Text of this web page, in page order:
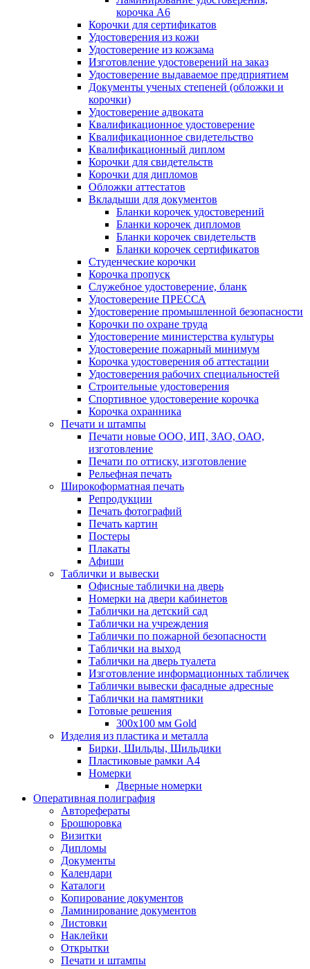
корочка А6
Корочки для сертификатов
Удостоверения из кожи
Удостоверение из кожзама
Изготовление удостоверений на заказ
Удостоверение выдаваемое предприятием
Документы ученых степеней (обложки и
корочки)
Удостоверение адвоката
Квалификационное удостоверение
Квалификационное свидетельство
Квалификационный диплом
Корочки для свидетельств
Корочки для дипломов
Обложки аттестатов
Вкладыши для документов
Бланки корочек удостоверений
Бланки корочек дипломов
Бланки корочек свидетельств
Бланки корочек сертификатов
Студенческие корочки
Корочка пропуск
Служебное удостоверение, бланк
Удостоверение ПРЕССА
Удостоверение промышленной безопасности
Корочки по охране труда
Удостоверение министерства культуры
Удостоверение пожарный минимум
Корочка удостоверения об аттестации
Удостоверения рабочих специальностей
Строительные удостоверения
Спортивное удостоверение корочка
Корочка охранника
Печати и штампы
Печати новые ООО, ИП, ЗАО, ОАО,
изготовление
Печати по оттиску, изготовление
Рельефная печать
Широкоформатная печать
Репродукции
Печать фотографий
Печать картин
Постеры
Плакаты
Афиши
Таблички и вывески
Офисные таблички на дверь
Номерки на двери кабинетов
Таблички на детский сад
Таблички на учреждения
Таблички по пожарной безопасности
Таблички на выход
Таблички на дверь туалета
Изготовление информационных табличек
Таблички вывески фасадные адресные
Таблички на памятники
Готовые решения
300x100 мм Gold
Изделия из пластика и металла
Бирки, Шильды, Шильдики
Пластиковые рамки А4
Номерки
Дверные номерки
Оперативная полиграфия
Авторефераты
Брошюровка
Визитки
Дипломы
Документы
Календари
Каталоги
Копирование документов
Ламинирование документов
Листовки
Наклейки
Открытки
Печати и штампы